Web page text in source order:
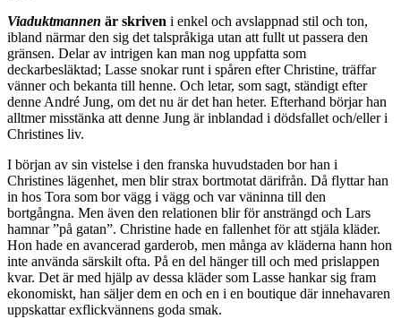
Viaduktmannen är skriven i enkel och avslappnad stil och ton,
ibland närmar den sig det talspråkiga utan att fullt ut passera den
gränsen. Delar av intrigen kan man nog uppfatta som
deckarbesläktad; Lasse snokar runt i spåren efter Christine, träffar
vänner och bekanta till henne. Och letar, som sagt, ständigt efter
denne André Jung, om det nu är det han heter. Efterhand börjar han
alltmer misstänka att denne Jung är inblandad i dödsfallet och/eller i
Christines liv.
I början av sin vistelse i den franska huvudstaden bor han i
Christines lägenhet, men blir strax bortmotat därifrån. Då flyttar han
in hos Tora som bor vägg i vägg och var väninna till den
bortgångna. Men även den relationen blir för ansträngd och Lars
hamnar ”på gatan”. Christine hade en fallenhet för att stjäla kläder.
Hon hade en avancerad garderob, men många av kläderna hann hon
inte använda särskilt ofta. På en del hänger till och med prislappen
kvar. Det är med hjälp av dessa kläder som Lasse hankar sig fram
ekonomiskt, han säljer dem en och en i en boutique där innehavaren
uppskattar exflickvännens goda smak.